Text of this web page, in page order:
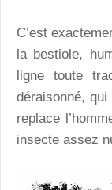
C’est
la bestiole,
ligne toute
déraisonné, qui
replace
insecte assez